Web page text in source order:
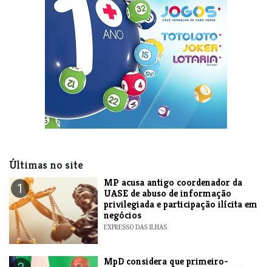
Últimas no site
1
MP acusa antigo coordenador da
UASE de abuso de informação
privilegiada e participação ilícita em
negócios
EXPRESSO DAS ILHAS
MpD considera que primeiro-